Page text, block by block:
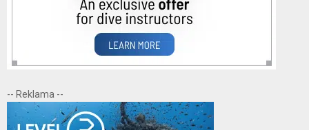
-- Reklama --